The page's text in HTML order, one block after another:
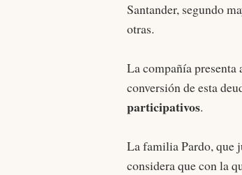
Santander, segundo
otras.
La compañía presenta
conversión de esta
participativos.
La familia Pardo, que
considera que con la